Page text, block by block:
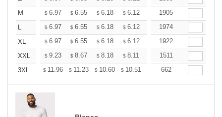
M
$ 6.97 $ 6.55 $ 6.18 $ 6.12 6.02
1905
L
$ 6.97 $ 6.55 $ 6.18 $ 6.12 6.02
1974
XL
$ 6.97 $ 6.55 $ 6.18 $ 6.12 6.02
1922
XXL
$ 9.23 $ 8.67 $ 8.18 $ 8.11 7.97
1511
3XL
$ 11.96 $ 11.23 $ 10.60 $ 10.51 10.33
662